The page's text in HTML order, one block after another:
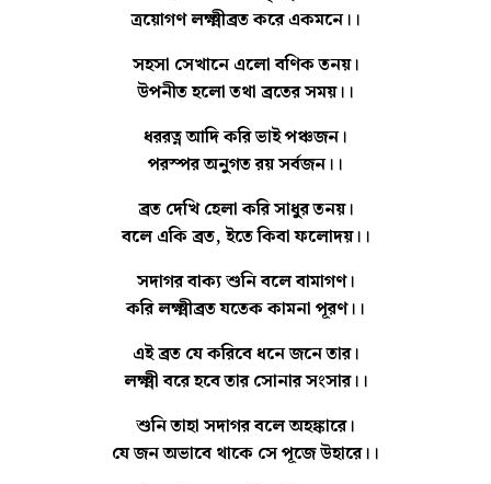
ত্রয়োগণ লক্ষ্মীব্রত করে একমনে।।
সহসা সেখানে এলো বণিক তনয়।
উপনীত হলো তথা ব্রতের সময়।।
ধররত্ন আদি করি ভাই পঞ্চজন।
পরস্পর অনুগত রয় সর্বজন।।
ব্রত দেখি হেলা করি সাধুর তনয়।
বলে একি ব্রত, ইতে কিবা ফলোদয়।।
সদাগর বাক্য শুনি বলে বামাগণ।
করি লক্ষ্মীব্রত যতেক কামনা পূরণ।।
এই ব্রত যে করিবে ধনে জনে তার।
লক্ষ্মী বরে হবে তার সোনার সংসার।।
শুনি তাহা সদাগর বলে অহঙ্কারে।
যে জন অভাবে থাকে সে পূজে উহারে।।